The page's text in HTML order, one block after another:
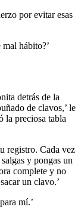
por evitar esas
hábito?’
detrás de la
de clavos,’ le
la preciosa tabla
registro. Cada vez
y pongas un
complete y no
un clavo.’
mí.’